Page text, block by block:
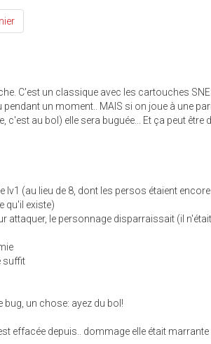
C'est un classique avec les cartouches
un moment.. MAIS si on joue à une
au bol) elle sera buguée... Et ça peut être
lv1 (au lieu de 8, dont les persos étaient encore
qu'il existe)
attaquer, le personnage disparraissait (il
suffit
un chose: ayez du bol!
effacée depuis.. dommage elle était marrante